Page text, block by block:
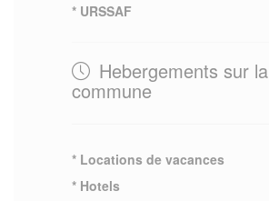
* URSSAF
Hebergements sur la
commune
* Locations de vacances
* Hotels